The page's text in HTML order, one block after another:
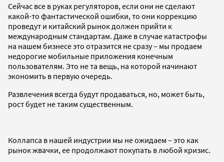
Сейчас все в руках регуляторов, если они не сделают
какой-то фантастической ошибки, то они коррекцию
проведут и китайский рынок должен прийти к
международным стандартам. Даже в случае катастрофы
на нашем бизнесе это отразится не сразу – мы продаем
недорогие мобильные приложения конечным
пользователям. Это не та вещь, на которой начинают
экономить в первую очередь.
Развлечения всегда будут продаваться, но, может быть,
рост будет не таким существенным.
Коллапса в нашей индустрии мы не ожидаем – это как
рынок жвачки, ее продолжают покупать в любой кризис.